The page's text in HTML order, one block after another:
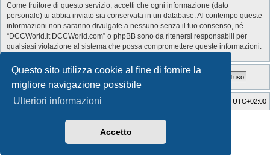
Questo sito utilizza cookie al fine di fornire la
migliore navigazione possibile
Ulteriori informazioni
Accetto
Come fruitore di questo servizio, accetti che ogni informazione (dato
personale) tu abbia inviato sia conservata in un database. Al contempo queste
informazioni non saranno divulgate a nessuno senza il tuo consenso, né
“DCCWorld.it DCCWorld.com” o phpBB sono da ritenersi responsabili per
qualsiasi violazione al sistema che possa compromettere queste informazioni.
Indice UTC+02:00
Style Developer by ©GTA game
phpBB